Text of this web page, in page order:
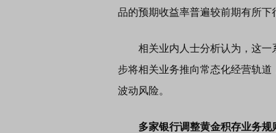
品的预期收益率普遍较前期有所下
相关业内人士分析认为，这一
步将相关业务推向常态化经营轨
波动风险。
多家银行调整黄金积存业务规